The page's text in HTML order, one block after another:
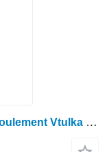
Autre pièce détachée pour train de roulement Vtulka vazhelyu 06513031 pour moissonneuse-batteuse Deutz-Fahr C9306